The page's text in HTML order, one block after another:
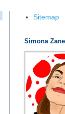
Sitemap
Simona